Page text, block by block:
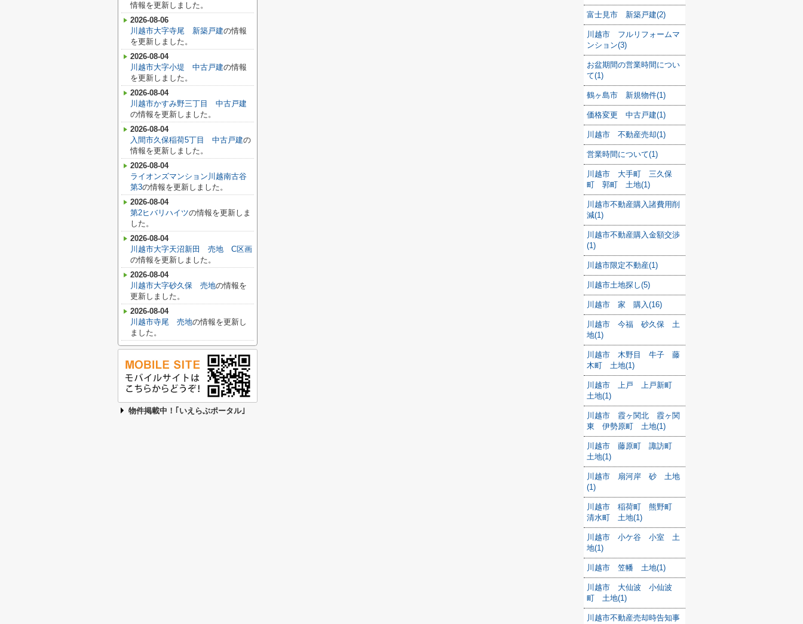
富士見市 新築戸建(2)
川越市 フルリフォームマ
ンション(3)
お盆期間の営業時間につい
て(1)
鶴ヶ島市 新規物件(1)
価格変更 中古戸建(1)
川越市 不動産売却(1)
営業時間について(1)
川越市 大手町 三久保
町 郭町 土地(1)
川越市不動産購入諸費用削
減(1)
川越市不動産購入金額交渉
(1)
川越市限定不動産(1)
川越市土地探し(5)
川越市 家 購入(16)
川越市 今福 砂久保 土
地(1)
川越市 木野目 牛子 藤
木町 土地(1)
川越市 上戸 上戸新町
土地(1)
川越市 霞ヶ関北 霞ヶ関
東 伊勢原町 土地(1)
川越市 藤原町 諏訪町
土地(1)
川越市 扇河岸 砂 土地
(1)
川越市 稲荷町 熊野町
清水町 土地(1)
川越市 小ケ谷 小室 土
地(1)
川越市 笠幡 土地(1)
川越市 大仙波 小仙波
町 土地(1)
川越市不動産売却時告知事
情報を更新しました。
2026-08-06
川越市大字寺尾 新築戸建の情報
を更新しました。
2026-08-04
川越市大字小堤 中古戸建の情報
を更新しました。
2026-08-04
川越市かすみ野三丁目 中古戸建
の情報を更新しました。
2026-08-04
入間市久保稲荷5丁目 中古戸建の
情報を更新しました。
2026-08-04
ライオンズマンション川越南古谷
第3の情報を更新しました。
2026-08-04
第2ヒバリハイツの情報を更新しま
した。
2026-08-04
川越市大字天沼新田 売地 C区画
の情報を更新しました。
2026-08-04
川越市大字砂久保 売地の情報を
更新しました。
2026-08-04
川越市寺尾 売地の情報を更新し
ました。
物件掲載中！｢いえらぶポータル｣